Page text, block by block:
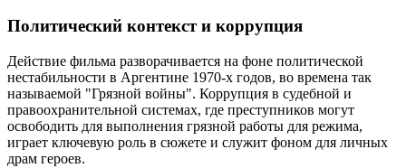
Политический контекст и коррупция
Действие фильма разворачивается на фоне политической
нестабильности в Аргентине 1970-х годов, во времена так
называемой "Грязной войны". Коррупция в судебной и
правоохранительной системах, где преступников могут
освободить для выполнения грязной работы для режима,
играет ключевую роль в сюжете и служит фоном для личных
драм героев.